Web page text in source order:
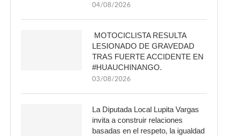
04/08/2026
MOTOCICLISTA RESULTA
LESIONADO DE GRAVEDAD
TRAS FUERTE ACCIDENTE EN
#HUAUCHINANGO.
03/08/2026
La Diputada Local Lupita Vargas
invita a construir relaciones
basadas en el respeto, la igualdad